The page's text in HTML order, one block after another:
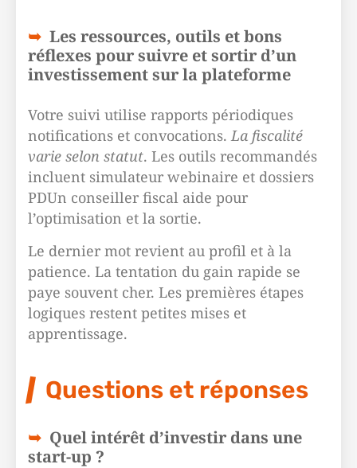
Les ressources, outils et bons
réflexes pour suivre et sortir d’un
investissement sur la plateforme
Votre suivi utilise rapports périodiques
notifications et convocations.La fiscalité
varie selon statut. Les outils recommandés
incluent simulateur webinaire et dossiers
PDUn conseiller fiscal aide pour
l’optimisation et la sortie.
Le dernier mot revient au profil et à la
patience. La tentation du gain rapide se
paye souvent cher. Les premières étapes
logiques restent petites mises et
apprentissage.
Questions et réponses
Quel intérêt d’investir dans une
start-up ?